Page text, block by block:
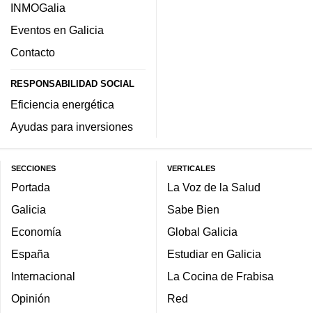
INMOGalia
Eventos en Galicia
Contacto
RESPONSABILIDAD SOCIAL
Eficiencia energética
Ayudas para inversiones
SECCIONES
Portada
Galicia
Economía
España
Internacional
Opinión
VERTICALES
La Voz de la Salud
Sabe Bien
Global Galicia
Estudiar en Galicia
La Cocina de Frabisa
Red